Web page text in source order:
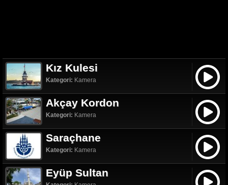
Kız Kulesi
Kategori: Kamera
Akçay Kordon
Kategori: Kamera
Saraçhane
Kategori: Kamera
Eyüp Sultan